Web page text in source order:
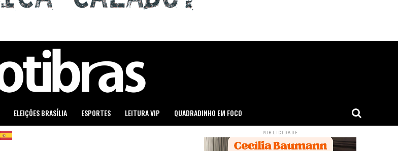
ELEIÇÕES BRASÍLIA ESPORTES LEITURA VIP QUADRADINHO EM FOCO
PUBLICIDADE